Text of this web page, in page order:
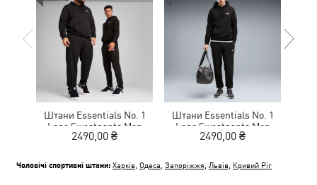
Штани Essentials No. 1
Logo Sweatpants Men
2490,00 ₴
Штани Essentials No. 1
Logo Sweatpants Men
2490,00 ₴
Чоловічі спортивні штани: Харків Одеса Запоріжжя Львів Кривий Ріг